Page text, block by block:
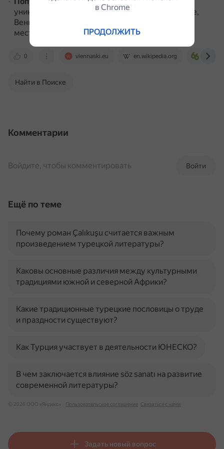
уникальной и интересной ежегодной программе,
Веннале делает столицу Австрии популярным
местом отдыха для любителей кино.
0 viennaski.eu en.wikipedia.org 66.ru
Найти в Поиске
Комментарии
Войти
Войдите, чтобы комментировать
Ещё по теме
Почему роман Çalıkuşu считается важным
произведением турецкой литературы?
Каковы основные различия между культурными
традициями южной и северной Африки?
Какие традиционные турецкие пословицы о труде
и праздности существуют?
Как Турция участвует в деятельности ЮНЕСКО?
В чем заключается влияние söz sanatı на развитие
современной литературы?
© 2026 ООО «Яндекс» Пользовательское соглашение Связаться с нами
Задать новый вопрос
в Сhrome
ПРОДОЛЖИТЬ